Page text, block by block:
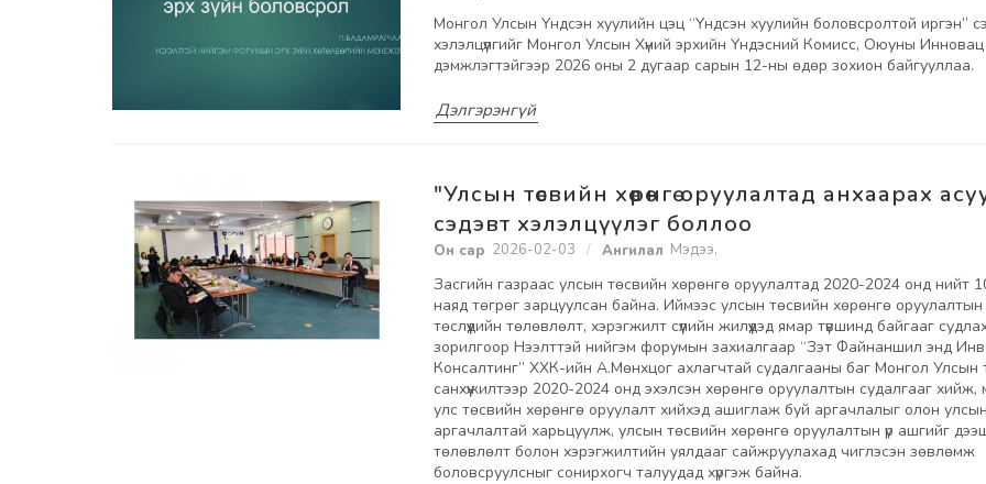
Монгол Улсын Үндсэн хуулийн цэц “Үндсэн хуулийн боловсролтой иргэн”
хэлэлцүүлгийг Монгол Улсын Хүний эрхийн Үндэсний Комисс, Оюуны
дэмжлэгтэйгээр 2026 оны 2 дугаар сарын 12-ны өдөр зохион байгууллаа.
Дэлгэрэнгүй
"Улсын төсвийн хөрөнгө оруулалтад анхаарах
сэдэвт хэлэлцүүлэг боллоо
2026-02-03 Мэдээ,
Засгийн газраас улсын төсвийн хөрөнгө оруулалтад 2020-2024 онд нийт
наяд төгрөг зарцуулсан байна. Иймээс улсын төсвийн хөрөнгө оруулалтын
төслүүдийн төлөвлөлт, хэрэгжилт сүүлийн жилүүдэд ямар түвшинд байгааг
зорилгоор Нээлттэй нийгэм форумын захиалгаар “Зэт Файнаншил энд
Консалтинг” ХХК-ийн А.Мөнхцог ахлагчтай судалгааны баг Монгол Улсын
санхүүжилтээр 2020-2024 онд эхэлсэн хөрөнгө оруулалтын судалгааг хийж,
улс төсвийн хөрөнгө оруулалт хийхэд ашиглаж буй аргачлалыг олон улсын
аргачлалтай харьцуулж, улсын төсвийн хөрөнгө оруулалтын үр ашгийг
төлөвлөлт болон хэрэгжилтийн уялдааг сайжруулахад чиглэсэн зөвлөмж
боловсруулсныг сонирхогч талуудад хүргэж байна.